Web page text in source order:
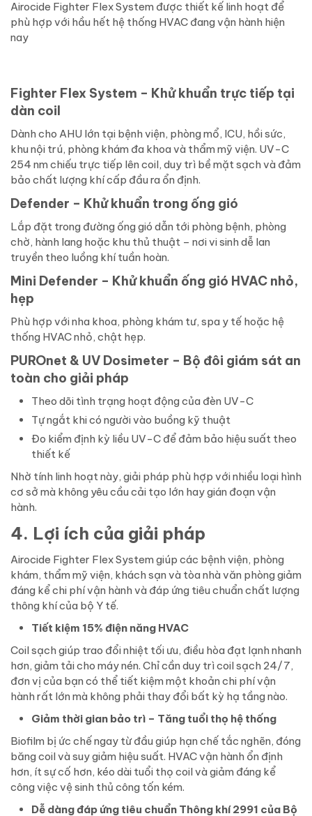
Airocide Fighter Flex System được thiết kế linh hoạt để
phù hợp với hầu hết hệ thống HVAC đang vận hành hiện
nay
Fighter Flex System – Khử khuẩn trực tiếp tại
dàn coil
Dành cho AHU lớn tại bệnh viện, phòng mổ, ICU, hồi sức,
khu nội trú, phòng khám đa khoa và thẩm mỹ viện. UV-C
254 nm chiếu trực tiếp lên coil, duy trì bề mặt sạch và đảm
bảo chất lượng khí cấp đầu ra ổn định.
Defender – Khử khuẩn trong ống gió
Lắp đặt trong đường ống gió dẫn tới phòng bệnh, phòng
chờ, hành lang hoặc khu thủ thuật – nơi vi sinh dễ lan
truyền theo luồng khí tuần hoàn.
Mini Defender – Khử khuẩn ống gió HVAC nhỏ,
hẹp
Phù hợp với nha khoa, phòng khám tư, spa y tế hoặc hệ
thống HVAC nhỏ, chật hẹp.
PUROnet & UV Dosimeter – Bộ đôi giám sát an
toàn cho giải pháp
Theo dõi tình trạng hoạt động của đèn UV-C
Tự ngắt khi có người vào buồng kỹ thuật
Đo kiểm định kỳ liều UV-C để đảm bảo hiệu suất theo
thiết kế
Nhờ tính linh hoạt này, giải pháp phù hợp với nhiều loại hình
cơ sở mà không yêu cầu cải tạo lớn hay gián đoạn vận
hành.
4. Lợi ích của giải pháp
Airocide Fighter Flex System giúp các bệnh viện, phòng
khám, thẩm mỹ viện, khách sạn và tòa nhà văn phòng giảm
đáng kể chi phí vận hành và đáp ứng tiêu chuẩn chất lượng
thông khí của bộ Y tế.
Tiết kiệm 15% điện năng HVAC
Coil sạch giúp trao đổi nhiệt tối ưu, điều hòa đạt lạnh nhanh
hơn, giảm tải cho máy nén. Chỉ cần duy trì coil sạch 24/7,
đơn vị của bạn có thể tiết kiệm một khoản chi phí vận
hành rất lớn mà không phải thay đổi bất kỳ hạ tầng nào.
Giảm thời gian bảo trì – Tăng tuổi thọ hệ thống
Biofilm bị ức chế ngay từ đầu giúp hạn chế tắc nghẽn, đóng
băng coil và suy giảm hiệu suất. HVAC vận hành ổn định
hơn, ít sự cố hơn, kéo dài tuổi thọ coil và giảm đáng kể
công việc vệ sinh thủ công tốn kém.
Dễ dàng đáp ứng tiêu chuẩn Thông khí 2991 của Bộ